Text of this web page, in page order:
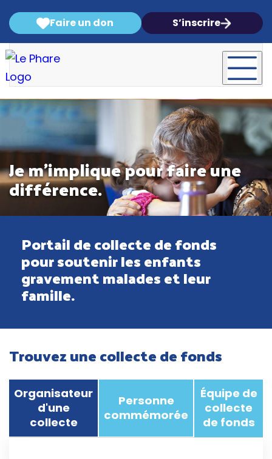
Faire un don S’inscrire
Je m'implique pour faire une
différence.
Portail de collecte de fonds
pour soutenir les enfants
gravement malades et leur
famille.
Trouvez une collecte de fonds
Organisateur
d'une
collecte
Personne
commémorée
Équipe de
collecte
de fonds